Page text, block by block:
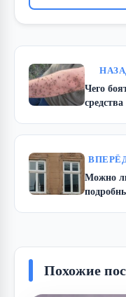
Чего
Можно
Похожие